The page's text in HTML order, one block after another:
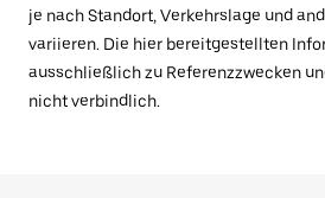
je nach Standort, Verkehrslage und
variieren. Die hier bereitgestellten
ausschließlich zu Referenzzwecken
nicht verbindlich.